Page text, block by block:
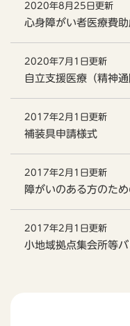
2020年8月25日更新
心身障がい者医療費
2020年7月1日更新
自立支援医療（精神
2017年2月1日更新
補装具申請様式
2017年2月1日更新
障がいのある方のた
2017年2月1日更新
小地域拠点集会所等